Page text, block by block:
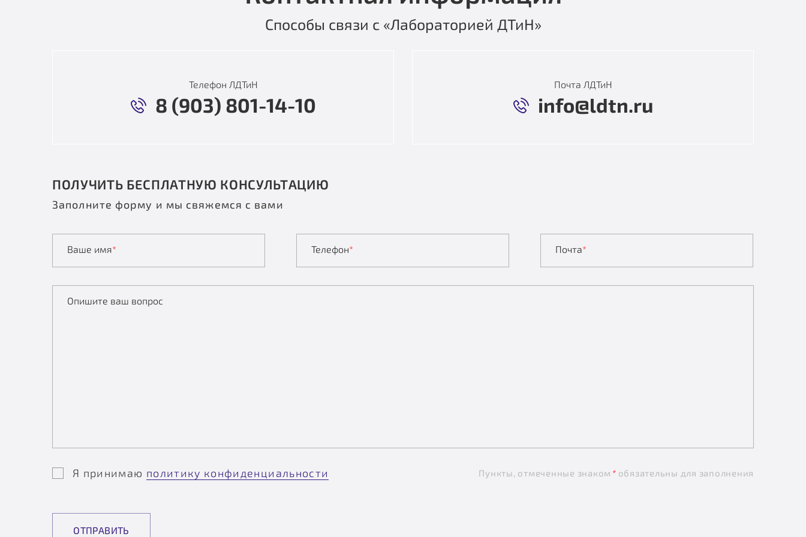
Способы связи с «Лабораторией ДТиН»
Телефон ЛДТиН
8 (903) 801-14-10
Почта ЛДТиН
info@ldtn.ru
ПОЛУЧИТЬ БЕСПЛАТНУЮ КОНСУЛЬТАЦИЮ
Заполните форму и мы свяжемся с вами
Ваше имя* Телефон* Почта*
Опишите ваш вопрос
Я принимаю политику конфиденциальности Пункты, отмеченные знаком *обязательны для заполнения
ОТПРАВИТЬ